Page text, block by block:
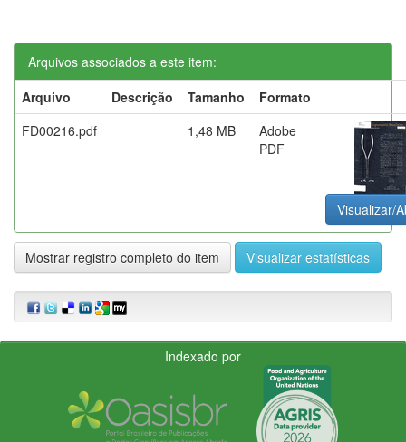
Arquivos associados a este item:
Arquivo
Descrição Tamanho
Formato
FD00216.pdf
1,48 MB
Adobe
PDF
Visualizar/
Mostrar registro completo do item Visualizar estatísticas
Indexado por